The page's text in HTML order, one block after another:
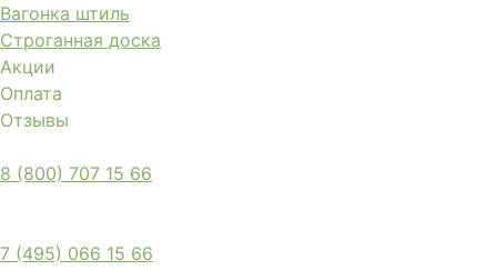
Вагонка штиль
Строганная доска
Акции
Оплата
Отзывы
8 (800) 707 15 66
7 (495) 066 15 66